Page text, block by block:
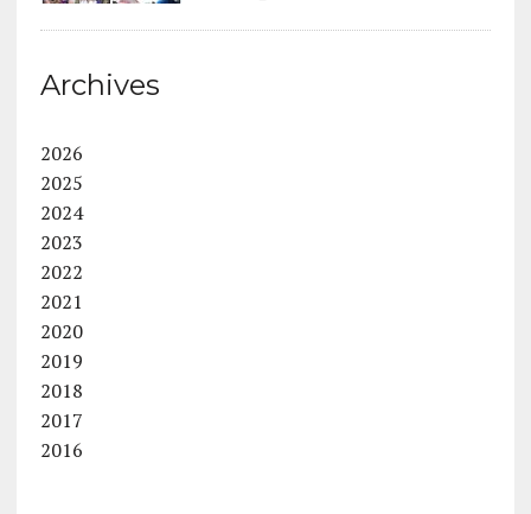
Archives
2026
2025
2024
2023
2022
2021
2020
2019
2018
2017
2016